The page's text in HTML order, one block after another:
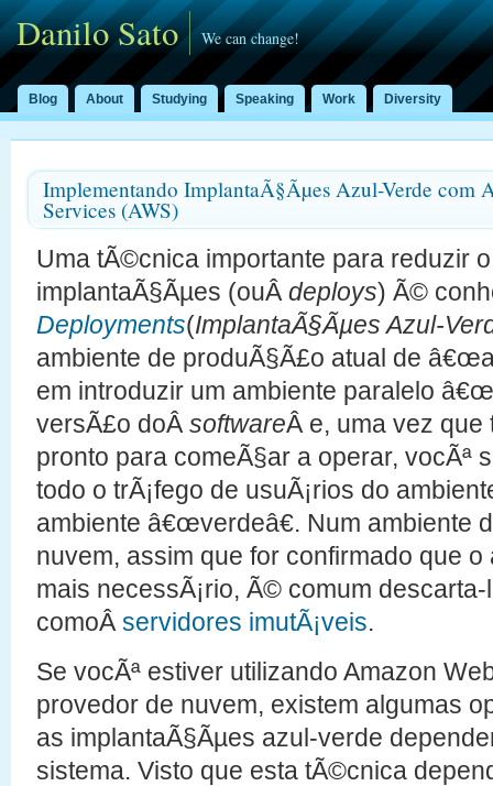
Danilo Sato We can change!
Blog About Studying Speaking Work Diversity
Implementando ImplantaÃ§Ãµes Azul-Verde com
Services (AWS)
Uma tÃ©cnica importante para reduzir
implantaÃ§Ãµes (ouÂ deploys) Ã©
Deployments(ImplantaÃ§Ãµes Azul-
ambiente de produÃ§Ã£o atual de
em introduzir um ambiente paralelo
versÃ£o doÂ softwareÂ e, uma vez que
pronto para comeÃ§ar a operar, vocÃª
todo o trÃ¡fego de usuÃ¡rios do
ambiente â€œverdeâ€. Num ambiente
nuvem, assim que for confirmado que
mais necessÃ¡rio, Ã© comum
comoÂ servidores imutÃ¡veis.
Se vocÃª estiver utilizando Amazon
provedor de nuvem, existem algumas
as implantaÃ§Ãµes azul-verde
sistema. Visto que esta tÃ©cnica